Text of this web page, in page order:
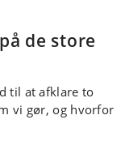
de store
til at afklare to
vi gør, og hvorfor